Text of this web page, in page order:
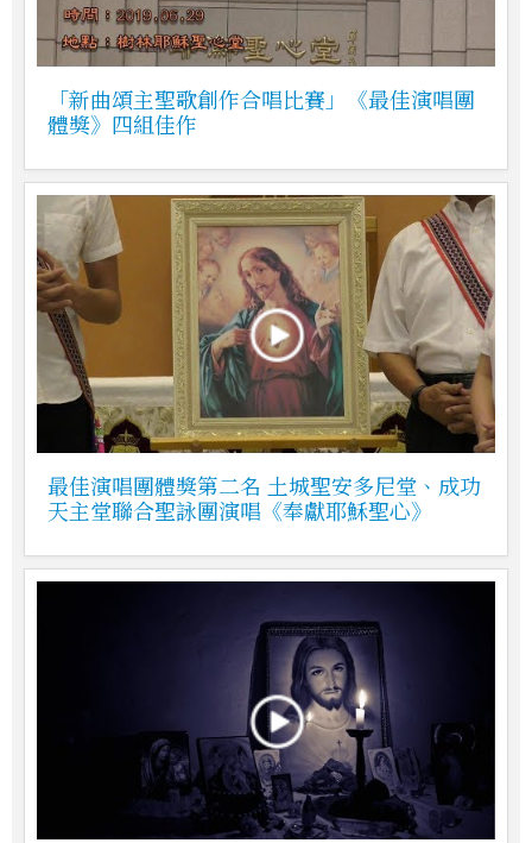
「新曲頌主聖歌創作合唱比賽」《最佳演唱團
體獎》四組佳作
最佳演唱團體獎第二名 土城聖安多尼堂、成功
天主堂聯合聖詠團演唱《奉獻耶穌聖心》